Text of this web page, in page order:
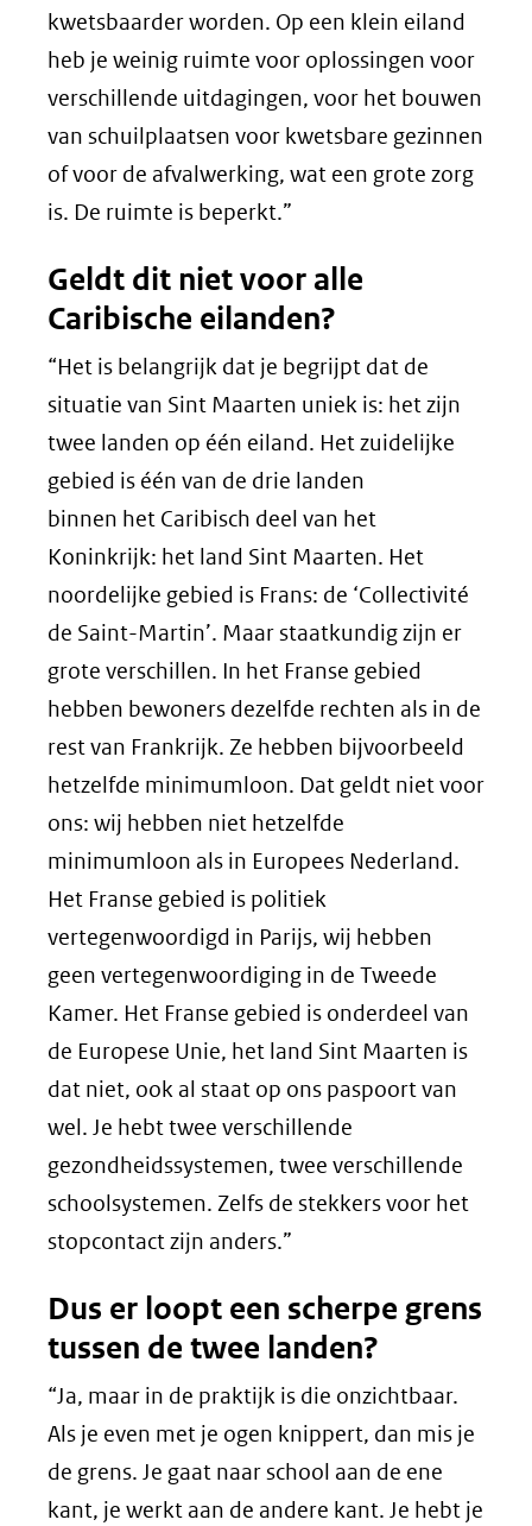
kwetsbaarder worden. Op een klein eiland
heb je weinig ruimte voor oplossingen voor
verschillende uitdagingen, voor het bouwen
van schuilplaatsen voor kwetsbare gezinnen
of voor de afvalwerking, wat een grote zorg
is. De ruimte is beperkt.”
Geldt dit niet voor alle
Caribische eilanden?
“Het is belangrijk dat je begrijpt dat de
situatie van Sint Maarten uniek is: het zijn
twee landen op één eiland. Het zuidelijke
gebied is één van de drie landen
binnen het Caribisch deel van het
Koninkrijk: het land Sint Maarten. Het
noordelijke gebied is Frans: de ‘Collectivité
de Saint-Martin’. Maar staatkundig zijn er
grote verschillen. In het Franse gebied
hebben bewoners dezelfde rechten als in de
rest van Frankrijk. Ze hebben bijvoorbeeld
hetzelfde minimumloon. Dat geldt niet voor
ons: wij hebben niet hetzelfde
minimumloon als in Europees Nederland.
Het Franse gebied is politiek
vertegenwoordigd in Parijs, wij hebben
geen vertegenwoordiging in de Tweede
Kamer. Het Franse gebied is onderdeel van
de Europese Unie, het land Sint Maarten is
dat niet, ook al staat op ons paspoort van
wel. Je hebt twee verschillende
gezondheidssystemen, twee verschillende
schoolsystemen. Zelfs de stekkers voor het
stopcontact zijn anders.”
Dus er loopt een scherpe grens
tussen de twee landen?
“Ja, maar in de praktijk is die onzichtbaar.
Als je even met je ogen knippert, dan mis je
de grens. Je gaat naar school aan de ene
kant, je werkt aan de andere kant. Je hebt je